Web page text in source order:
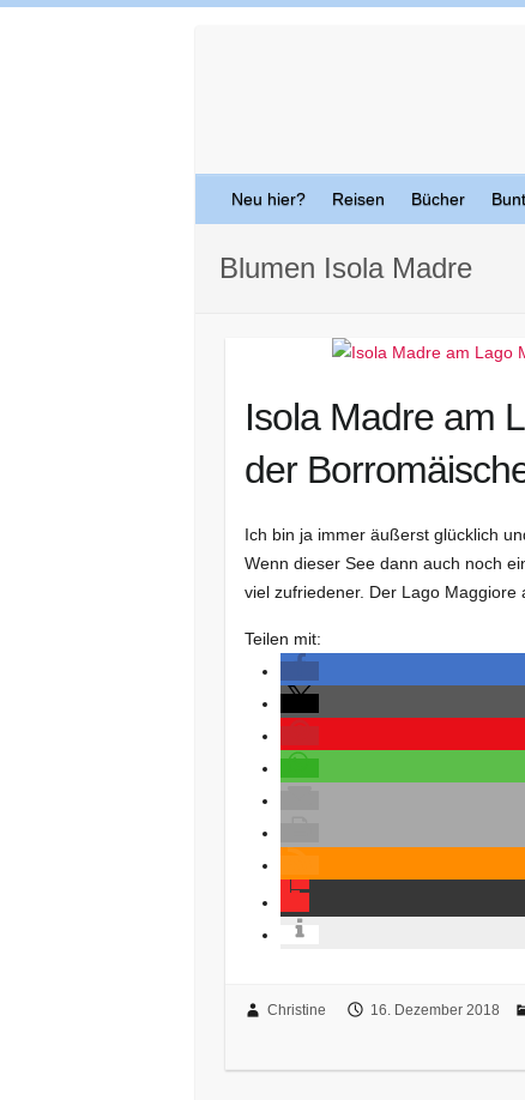
Neu hier? Reisen Bücher
Blumen Isola Madre
Isola Madre am
der
Ich bin ja immer äußerst glücklich
Wenn dieser See dann auch noch
viel zufriedener. Der Lago Maggiore
Teilen mit:
Christine 16. Dezember 2018